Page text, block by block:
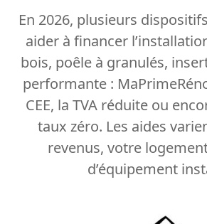
En 2026, plusieurs
aider à financer
bois, poêle à granulés,
performante :
CEE, la TVA réduite ou
taux zéro. Les aides
revenus, votre
d’équipement